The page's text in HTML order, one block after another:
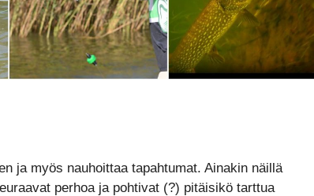
ja myös nauhoittaa tapahtumat. Ainakin näillä
perhoa ja pohtivat (?) pitäisikö tarttua